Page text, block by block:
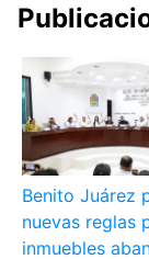
Benito Juárez
nuevas reglas
inmuebles